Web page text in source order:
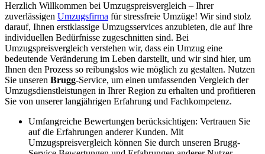
Herzlich Willkommen bei Umzugspreisvergleich – Ihrer
zuverlässigen Umzugsfirma für stressfreie Umzüge! Wir sind stolz
darauf, Ihnen erstklassige Umzugsservices anzubieten, die auf Ihre
individuellen Bedürfnisse zugeschnitten sind. Bei
Umzugspreisvergleich verstehen wir, dass ein Umzug eine
bedeutende Veränderung im Leben darstellt, und wir sind hier, um
Ihnen den Prozess so reibungslos wie möglich zu gestalten. Nutzen
Sie unseren Brugg-Service, um einen umfassenden Vergleich der
Umzugsdienstleistungen in Ihrer Region zu erhalten und profitieren
Sie von unserer langjährigen Erfahrung und Fachkompetenz.
Umfangreiche Bewertungen berücksichtigen: Vertrauen Sie
auf die Erfahrungen anderer Kunden. Mit
Umzugspreisvergleich können Sie durch unseren Brugg-